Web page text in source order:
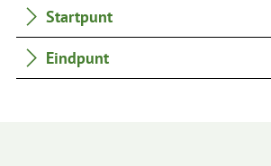
Startpunt
Eindpunt